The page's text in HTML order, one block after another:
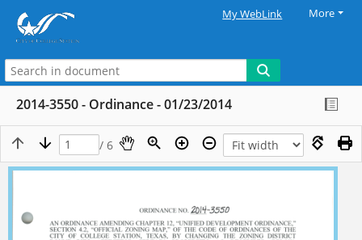
My WebLink More
2014-3550 - Ordinance - 01/23/2014
/ 6